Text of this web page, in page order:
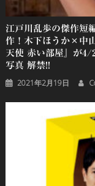
江戸川乱歩の傑作短
作！木下ほうか×中
天使 赤い部屋』が4/
写真 解禁!!
2021年2月19日